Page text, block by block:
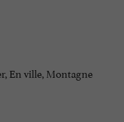
En ville, Montagne